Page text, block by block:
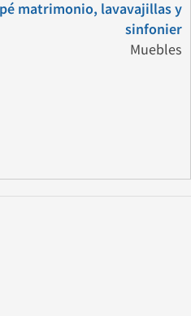
matrimonio, lavavajillas y
sinfonier
Muebles